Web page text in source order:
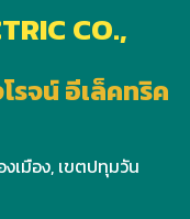
CO.,
รจน์ อีเล็คทริค
เมือง, เขตปทุมวัน